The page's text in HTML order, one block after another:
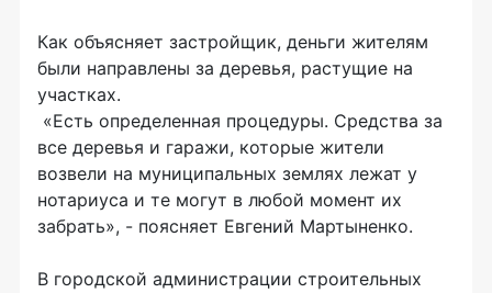
Как объясняет застройщик, деньги жителям
были направлены за деревья, растущие на
участках.
«Есть определенная процедуры. Средства за
все деревья и гаражи, которые жители
возвели на муниципальных землях лежат у
нотариуса и те могут в любой момент их
забрать», - поясняет Евгений Мартыненко.
В городской администрации строительных